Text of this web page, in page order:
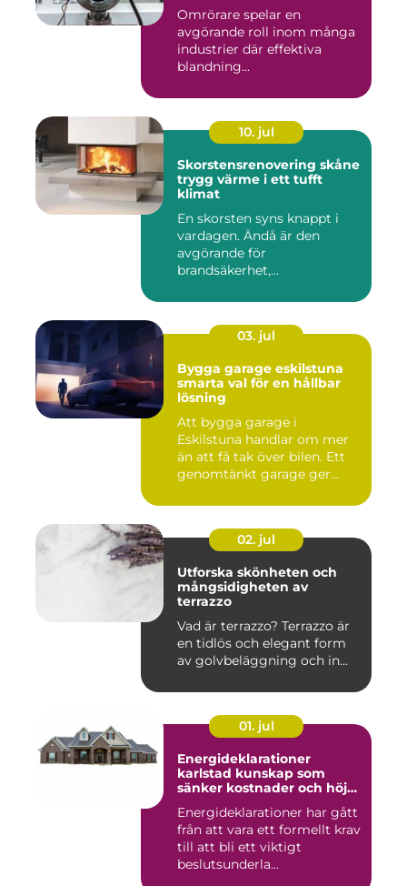
Omrörare spelar en
avgörande roll inom många
industrier där effektiva
blandning...
10. jul
Skorstensrenovering skåne
trygg värme i ett tufft
klimat
En skorsten syns knappt i
vardagen. Ändå är den
avgörande för
brandsäkerhet,
03. jul
Bygga garage eskilstuna
smarta val för en hållbar
lösning
Att bygga garage i
Eskilstuna handlar om mer
än att få tak över bilen. Ett
genomtänkt garage ger
02. jul
Utforska skönheten och
mångsidigheten av
terrazzo
Vad är terrazzo? Terrazzo är
en tidlös och elegant form
av golvbeläggning och in...
01. jul
Energideklarationer
karlstad kunskap som
sänker kostnader och höjer
Energideklarationer har gått
från att vara ett formellt krav
till att bli ett viktigt
beslutsunderla...